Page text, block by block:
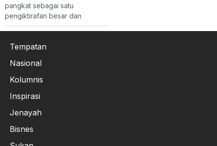
pangkat sebagai satu
pengiktirafan besar dan
Tempatan
Nasional
Kolumnis
Inspirasi
Jenayah
Bisnes